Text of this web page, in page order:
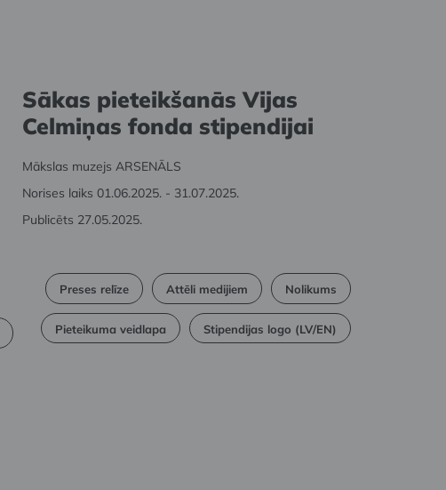
Sākas pieteikšanās Vijas
Celmiņas fonda stipendijai
Mākslas muzejs ARSENĀLS
Norises laiks 01.06.2025. - 31.07.2025.
Publicēts 27.05.2025.
Preses relīze Attēli medijiem Nolikums
Pieteikuma veidlapa Stipendijas logo (LV/EN)